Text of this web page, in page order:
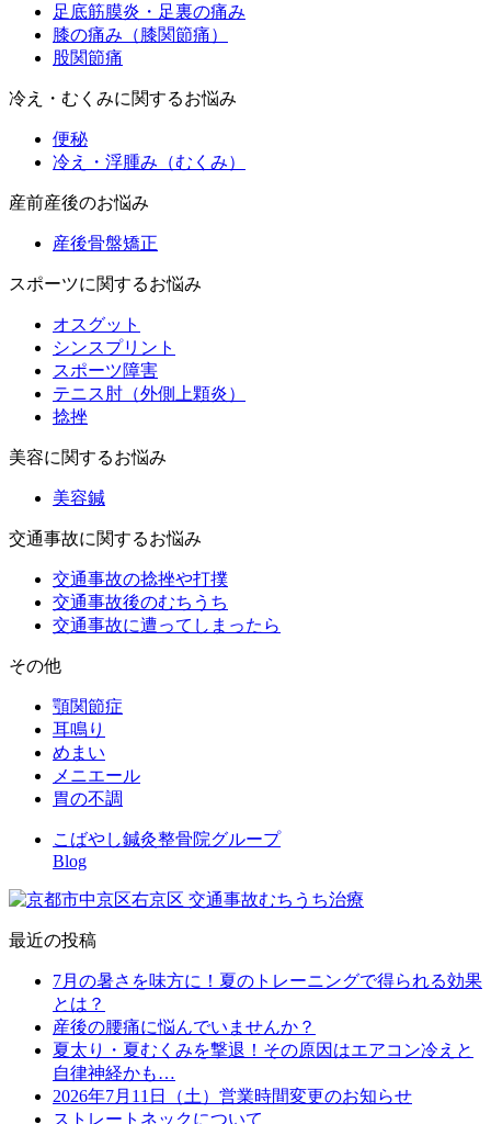
足底筋膜炎・足裏の痛み
膝の痛み（膝関節痛）
股関節痛
冷え・むくみに関するお悩み
便秘
冷え・浮腫み（むくみ）
産前産後のお悩み
産後骨盤矯正
スポーツに関するお悩み
オスグット
シンスプリント
スポーツ障害
テニス肘（外側上顆炎）
捻挫
美容に関するお悩み
美容鍼
交通事故に関するお悩み
交通事故の捻挫や打撲
交通事故後のむちうち
交通事故に遭ってしまったら
その他
顎関節症
耳鳴り
めまい
メニエール
胃の不調
こばやし鍼灸整骨院グループ
Blog
最近の投稿
7月の暑さを味方に！夏のトレーニングで得られる効果
とは？
産後の腰痛に悩んでいませんか？
夏太り・夏むくみを撃退！その原因はエアコン冷えと
自律神経かも…
2026年7月11日（土）営業時間変更のお知らせ
ストレートネックについて